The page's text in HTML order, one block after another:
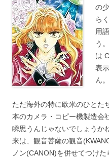
の
ら
用
う
は
表
ん。
ただ海外の特に欧米のひとた
本のカメラ・コピー機製造会
瞬思うんじゃないでしょうか
来は、観音菩薩の観音
ノン(CANON)を併せてつけた